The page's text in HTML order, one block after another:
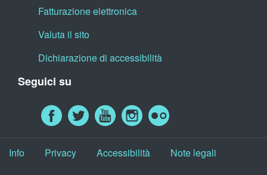
Fatturazione elettronica
Valuta il sito
Dichiarazione di accessibilità
Seguici su
Info Privacy Accessibilità Note legali